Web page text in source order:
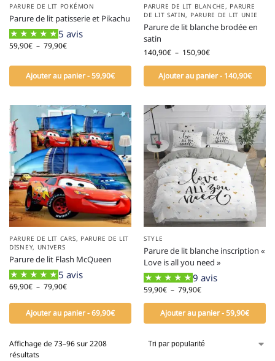
PARURE DE LIT POKÉMON
Parure de lit patisserie et Pikachu
5 avis
59,90€ – 79,90€
Ajouter au panier - 59,90€
PARURE DE LIT BLANCHE, PARURE
DE LIT SATIN, PARURE DE LIT UNIE
Parure de lit blanche brodée en
satin
140,90€ – 150,90€
Ajouter au panier - 140,90€
PARURE DE LIT CARS, PARURE DE LIT
DISNEY, UNIVERS
Parure de lit Flash McQueen
5 avis
69,90€ – 79,90€
Ajouter au panier - 69,90€
STYLE
Parure de lit blanche inscription «
Love is all you need »
9 avis
59,90€ – 79,90€
Ajouter au panier - 59,90€
Affichage de 73–96 sur 2208
résultats